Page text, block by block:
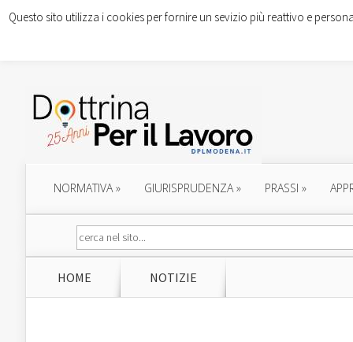
NORMATIVA» GIURISPRUDENZA» PRASSI »
HOME NOTIZIE
Questo sito utilizza i cookies per fornire un sevizio più reattivo e